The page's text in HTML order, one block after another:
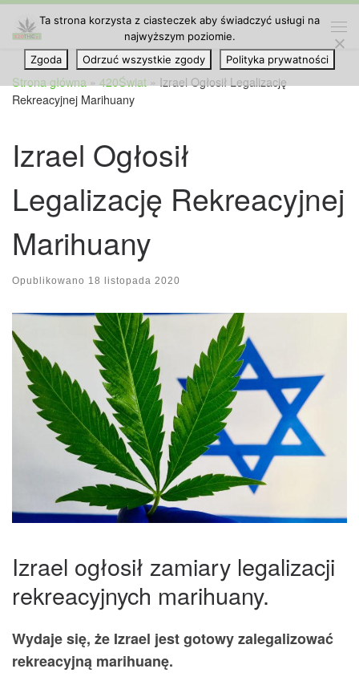
Przejdź do treści
Strona główna » 420Świat » Izrael Ogłosił Legalizację
Rekreacyjnej Marihuany
Izrael Ogłosił
Legalizację Rekreacyjnej
Marihuany
Opublikowano 18 listopada 2020
Izrael ogłosił zamiary legalizacji
rekreacyjnych marihuany.
Wydaje się, że Izrael jest gotowy zalegalizować
rekreacyjną marihuanę.
Ta strona korzysta z ciasteczek aby świadczyć usługi na
najwyższym poziomie.
Zgoda
Odrzuć wszystkie zgody Polityka prywatności